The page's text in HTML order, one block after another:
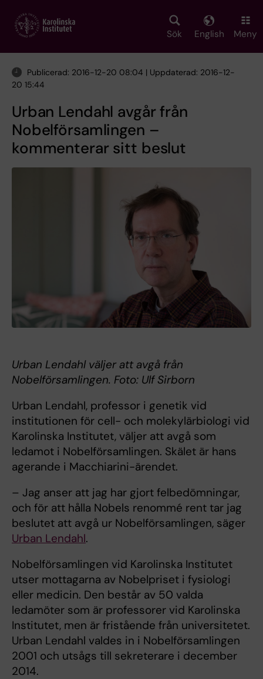
main
Sök English Meny
Publicerad: 2016-12-20 08:04 | Uppdaterad: 2016-12-
20 15:44
Urban Lendahl avgår från
Nobelförsamlingen –
kommenterar sitt beslut
Urban Lendahl väljer att avgå från
Nobelförsamlingen. Foto: Ulf Sirborn
Urban Lendahl, professor i genetik vid
institutionen för cell- och molekylärbiologi vid
Karolinska Institutet, väljer att avgå som
ledamot i Nobelförsamlingen. Skälet är hans
agerande i Macchiarini-ärendet.
– Jag anser att jag har gjort felbedömningar,
och för att hålla Nobels renommé rent tar jag
beslutet att avgå ur Nobelförsamlingen, säger
Urban Lendahl.
Nobelförsamlingen vid Karolinska Institutet
utser mottagarna av Nobelpriset i fysiologi
eller medicin. Den består av 50 valda
ledamöter som är professorer vid Karolinska
Institutet, men är fristående från universitetet.
Urban Lendahl valdes in i Nobelförsamlingen
2001 och utsågs till sekreterare i december
2014.